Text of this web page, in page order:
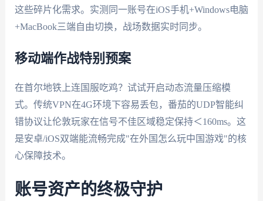
这些碎片化需求。实测同一账号在iOS手机+Windows电脑
+MacBook三端自由切换，战场数据实时同步。
移动端作战特别预案
在首尔地铁上连国服吃鸡？试试开启动态流量压缩模
式。传统VPN在4G环境下容易丢包，番茄的UDP智能纠
错协议让伦敦玩家在信号不佳区域稳定保持＜160ms。这
是安卓/iOS双端能流畅完成"在外国怎么玩中国游戏"的核
心保障技术。
账号资产的终极守护